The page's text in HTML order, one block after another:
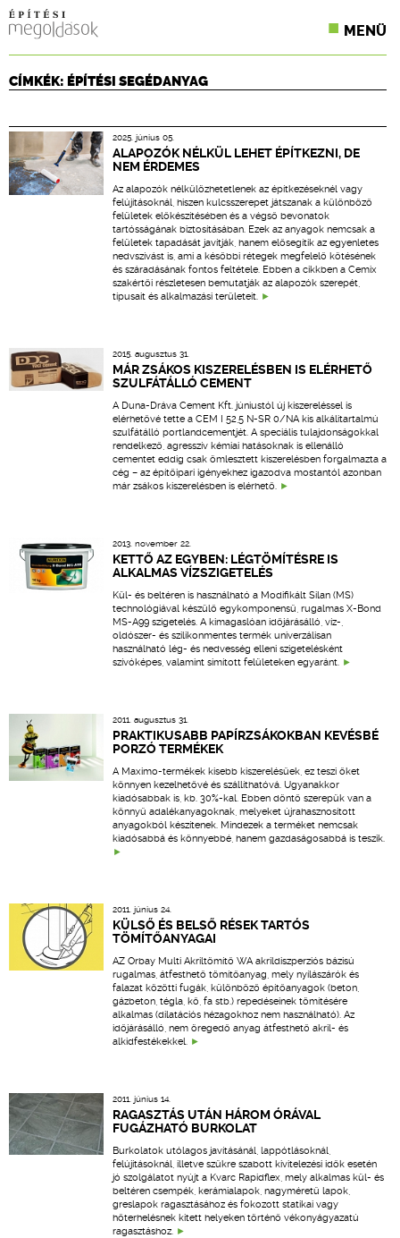
MENÜ
KONFERENCIÁK
CPR TERMÉKKIÍRÁS
ÉPÍTÉSI JOG
ONLINE KÉPZÉSEK
TERVEZÉSI SEGÉDLETEK
CÍMKÉK: ÉPÍTÉSI SEGÉDANYAG
2025. június 05.
ALAPOZÓK NÉLKÜL LEHET ÉPÍTKEZNI, DE
NEM ÉRDEMES
Az alapozók nélkülözhetetlenek az építkezéseknél vagy
felújításoknál, hiszen kulcsszerepet játszanak a különböző
felületek előkészítésében és a végső bevonatok
tartósságának biztosításában. Ezek az anyagok nemcsak a
felületek tapadását javítják, hanem elősegítik az egyenletes
nedvszívást is, ami a későbbi rétegek megfelelő kötésének
és száradásának fontos feltétele. Ebben a cikkben a Cemix
szakértői részletesen bemutatják az alapozók szerepét,
típusait és alkalmazási területeit.
2015. augusztus 31.
MÁR ZSÁKOS KISZERELÉSBEN IS ELÉRHETŐ
SZULFÁTÁLLÓ CEMENT
A Duna-Dráva Cement Kft. júniustól új kiszereléssel is
elérhetővé tette a CEM I 52,5 N-SR 0/NA kis alkálitartalmú
szulfátálló portlandcementjét. A speciális tulajdonságokkal
rendelkező, agresszív kémiai hatásoknak is ellenálló
cementet eddig csak ömlesztett kiszerelésben forgalmazta a
cég – az építőipari igényekhez igazodva mostantól azonban
már zsákos kiszerelésben is elérhető.
2013. november 22.
KETTŐ AZ EGYBEN: LÉGTÖMÍTÉSRE IS
ALKALMAS VÍZSZIGETELÉS
Kül- és beltéren is használható a Modifikált Silan (MS)
technológiával készülő egykomponensű, rugalmas X-Bond
MS-A99 szigetelés. A kimagaslóan időjárásálló, víz-,
oldószer- és szilikonmentes termék univerzálisan
használható lég- és nedvesség elleni szigetelésként
szívóképes, valamint simított felületeken egyaránt.
2011. augusztus 31.
PRAKTIKUSABB PAPÍRZSÁKOKBAN KEVÉSBÉ
PORZÓ TERMÉKEK
A Maximo-termékek kisebb kiszerelésűek, ez teszi őket
könnyen kezelhetővé és szállíthatóvá. Ugyanakkor
kiadósabbak is, kb. 30%-kal. Ebben döntő szerepük van a
könnyű adalékanyagoknak, melyeket újrahasznosított
anyagokból készítenek. Mindezek a terméket nemcsak
kiadósabbá és könnyebbé, hanem gazdaságosabbá is teszik.
2011. június 24.
KÜLSŐ ÉS BELSŐ RÉSEK TARTÓS
TÖMÍTŐANYAGAI
AZ Orbay Multi Akriltömítő WA akrildiszperziós bázisú
rugalmas, átfesthető tömítőanyag, mely nyílászárók és
falazat közötti fugák, különböző építőanyagok (beton,
gázbeton, tégla, kő, fa stb.) repedéseinek tömítésére
alkalmas (dilatációs hézagokhoz nem használható). Az
időjárásálló, nem öregedő anyag átfesthető akril- és
alkidfestékekkel.
2011. június 14.
RAGASZTÁS UTÁN HÁROM ÓRÁVAL
FUGÁZHATÓ BURKOLAT
Burkolatok utólagos javításánál, lappótlásoknál,
felújításoknál, illetve szűkre szabott kivitelezési idők esetén
jó szolgálatot nyújt a Kvarc Rapidflex, mely alkalmas kül- és
beltéren csempék, kerámialapok, nagyméretű lapok,
greslapok ragasztásához és fokozott statikai vagy
hőterhelésnek kitett helyeken történő vékonyágyazatú
ragasztáshoz.